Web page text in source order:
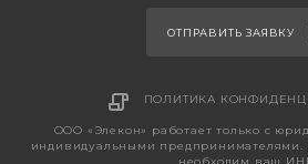
ОТПРАВИТЬ ЗАЯВКУ
ПОЛИТИКА
ООО «Элекон» работает только с
индивидуальными предпринимателями.